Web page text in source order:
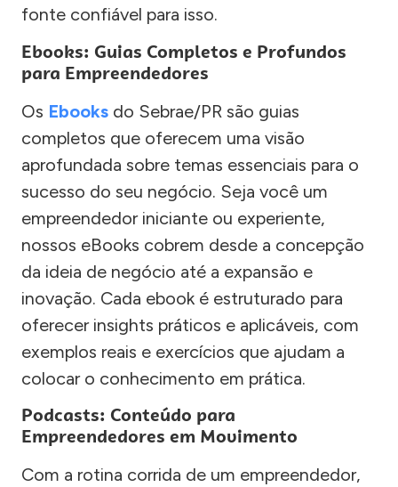
fonte confiável para isso.
Ebooks: Guias Completos e Profundos
para Empreendedores
Os Ebooks do Sebrae/PR são guias
completos que oferecem uma visão
aprofundada sobre temas essenciais para o
sucesso do seu negócio. Seja você um
empreendedor iniciante ou experiente,
nossos eBooks cobrem desde a concepção
da ideia de negócio até a expansão e
inovação. Cada ebook é estruturado para
oferecer insights práticos e aplicáveis, com
exemplos reais e exercícios que ajudam a
colocar o conhecimento em prática.
Podcasts: Conteúdo para
Empreendedores em Movimento
Com a rotina corrida de um empreendedor,